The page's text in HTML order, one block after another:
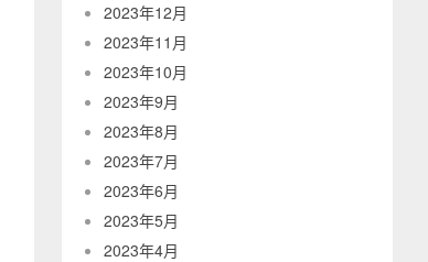
2023年12月
2023年11月
2023年10月
2023年9月
2023年8月
2023年7月
2023年6月
2023年5月
2023年4月